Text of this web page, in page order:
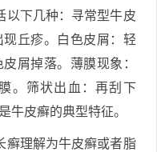
以下几种：寻常型牛皮
丘疹。白色皮屑：轻
屑掉落。薄膜现象：
。筛状出血：再刮下
牛皮癣的典型特征。
癣理解为牛皮癣或者脂